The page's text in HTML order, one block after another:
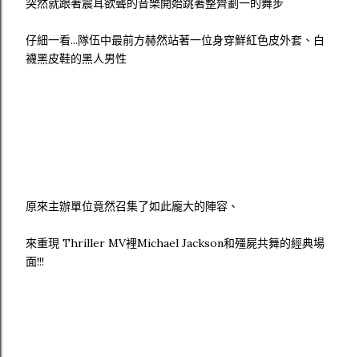
突然就跟著震耳欲聾的音樂開始跳著整齊劃一的舞步
仔細一看...隊伍中最前方赫然站著一位身穿鮮紅色皮外套、白
襪黑皮鞋的黑人男性
原來主辦單位竟然召集了如此龐大的陣容、
來重現 Thriller MV裡Michael Jackson和殭屍共舞的經典場
面!!!